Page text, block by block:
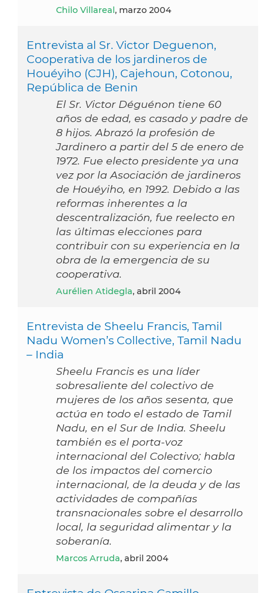
Chilo Villareal , marzo 2004
Entrevista al Sr. Victor Deguenon,
Cooperativa de los jardineros de
Houéyiho (CJH), Cajehoun, Cotonou,
República de Benin
El Sr. Victor Déguénon tiene 60
años de edad, es casado y padre de
8 hijos. Abrazó la profesión de
Jardinero a partir del 5 de enero de
1972. Fue electo presidente ya una
vez por la Asociación de jardineros
de Houéyiho, en 1992. Debido a las
reformas inherentes a la
descentralización, fue reelecto en
las últimas elecciones para
contribuir con su experiencia en la
obra de la emergencia de su
cooperativa.
Aurélien Atidegla, abril 2004
Entrevista de Sheelu Francis, Tamil
Nadu Women’s Collective, Tamil Nadu
– India
Sheelu Francis es una líder
sobresaliente del colectivo de
mujeres de los años sesenta, que
actúa en todo el estado de Tamil
Nadu, en el Sur de India. Sheelu
también es el porta-voz
internacional del Colectivo; habla
de los impactos del comercio
internacional, de la deuda y de las
actividades de compañías
transnacionales sobre el desarrollo
local, la seguridad alimentar y la
soberanía.
Marcos Arruda, abril 2004